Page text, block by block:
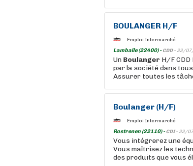
BOULANGER H/F
Emploi Intermarché
Lamballe (22400) -CDD - 22/
Un Boulanger H/F
par la société dans tous
Assurer toutes les
Boulanger (H/F)
Emploi Intermarché
Rostrenen (22110) -CDI - 22/
Vous intégrerez une
Vous maîtrisez les
des produits que vous